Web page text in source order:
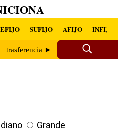
SUFIJO AFIJO INFIJO
trasferencia ►
Grande